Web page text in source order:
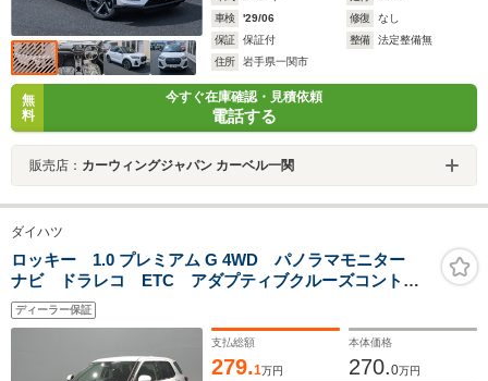
車検
'29/06 修復
なし
保証
保証付 整備
法定整備無
住所
岩手県一関市
無
料
今すぐ在庫確認・見積依頼
電話する
販売店： カーウィングジャパン カーベル一関
ダイハツ
ロッキー 1.0 プレミアム G 4WD パノラマモニター
ナビ ドラレコ ETC アダプティブクルーズコントロ
ール リモコンエンジンスターター シートヒーター
ディーラー保証
支払総額
279.1万円
本体価格
270.0万円